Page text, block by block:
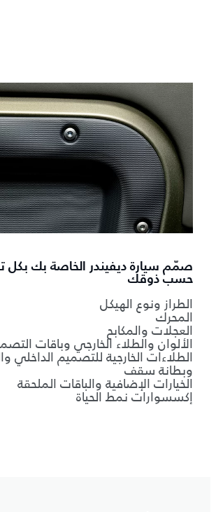
صمّم سيارة ديفيندر الخاصة بك بكل
حسب ذوقك
الطراز ونوع الهيكل
المحرك
العجلات والمكابح
الألوان والطلاء الخارجي وباقات
الطلاءات الخارجية للتصميم الداخلي
وبطانة سقف
الخيارات الإضافية والباقات الملحقة
إكسسوارات نمط الحياة